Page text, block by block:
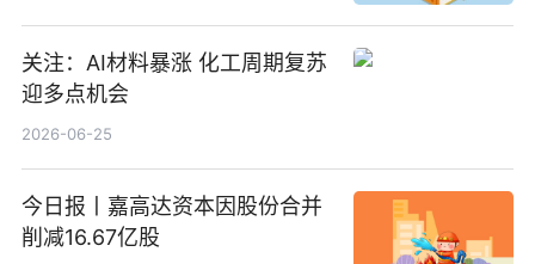
关注：AI材料暴涨 化工周期复苏
迎多点机会
2026-06-25
今日报丨嘉高达资本因股份合并
削减16.67亿股